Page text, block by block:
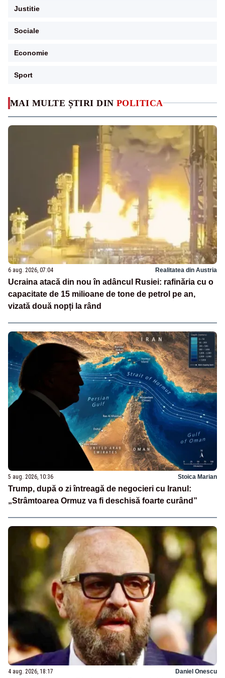
MAI MULTE ȘTIRI DIN POLITICA
6 aug. 2026, 07:04 Realitatea din Austria
Ucraina atacă din nou în adâncul Rusiei: rafinăria cu o
capacitate de 15 milioane de tone de petrol pe an,
vizată două nopți la rând
5 aug. 2026, 10:36 Stoica Marian
Trump, după o zi întreagă de negocieri cu Iranul:
„Strâmtoarea Ormuz va fi deschisă foarte curând”
4 aug. 2026, 18:17 Daniel Onescu
Justitie
Sociale
Economie
Sport